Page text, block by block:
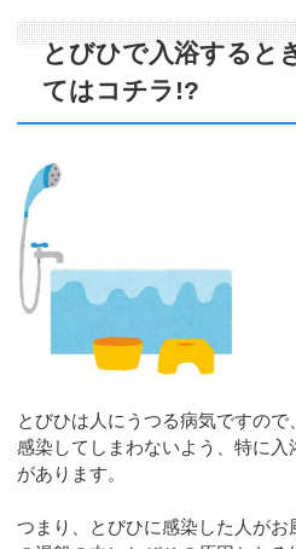
とびひで入浴すると
てはコチラ!?
とびひは人にうつる病気ですの
感染してしまわないよう、特に
があります。
つまり、とびひに感染した人が